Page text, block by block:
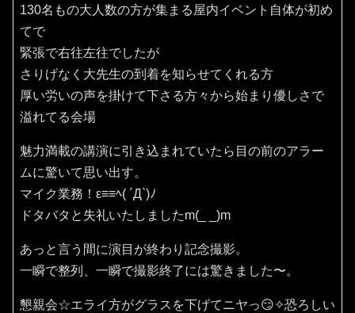
130名もの大人数の方が集まる屋内イベント自体が初め
てで
緊張で右往左往でしたが
さりげなく大先生の到着を知らせてくれる方
厚い労いの声を掛けて下さる方々から始まり優しさで
溢れてる会場
魅力満載の講演に引き込まれていたら目の前のアラー
ムに驚いて思い出す。
マイク業務！ε≡≡ﾍ( ´Д`)ﾉ
ドタバタと失礼いたしましたm(_ _)m
あっと言う間に演目が終わり記念撮影。
一瞬で整列、一瞬で撮影終了には驚きました〜。
懇親会☆エライ方がグラスを下げてニヤっ😏✧恐ろしい